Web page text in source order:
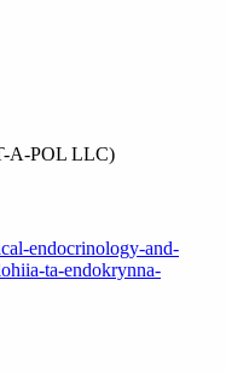
A-POL LLC)
endocrinology-and-
ta-endokrynna-